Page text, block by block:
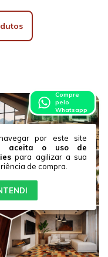
por este site
aceita o uso de
para agilizar a sua
de compra.
Compre
pelo
Whatsapp